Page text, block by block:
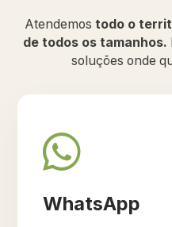
Atendemos todo o
de todos os tamanhos.
soluções onde
WhatsApp